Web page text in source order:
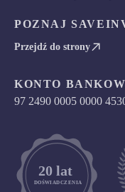
POZNAJ
Przejdź do strony
KONTO
97 2490 0005 0000
DOŚWIADCZENIA
	20 lat